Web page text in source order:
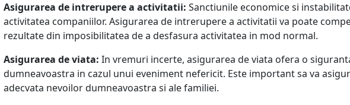
Asigurarea de intrerupere a activitatii: Sanctiunile economice si
activitatea companiilor. Asigurarea de intrerupere a activitatii va poate
rezultate din imposibilitatea de a desfasura activitatea in mod normal.
Asigurarea de viata: In vremuri incerte, asigurarea de viata ofera o
dumneavoastra in cazul unui eveniment nefericit. Este important sa va
adecvata nevoilor dumneavoastra si ale familiei.